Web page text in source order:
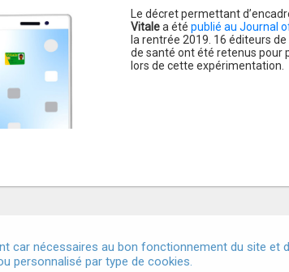
Le décret permettant
Vitalea été publié au Journal
la rentrée 2019. 16 éditeurs
de santé ont été retenus pour
lors de cette expérimentation.
nécessaires au bon fonctionnement du site et
personnalisé par type de cookies.